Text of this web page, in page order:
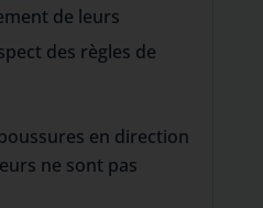
de leurs
des règles de
en direction
ne sont pas